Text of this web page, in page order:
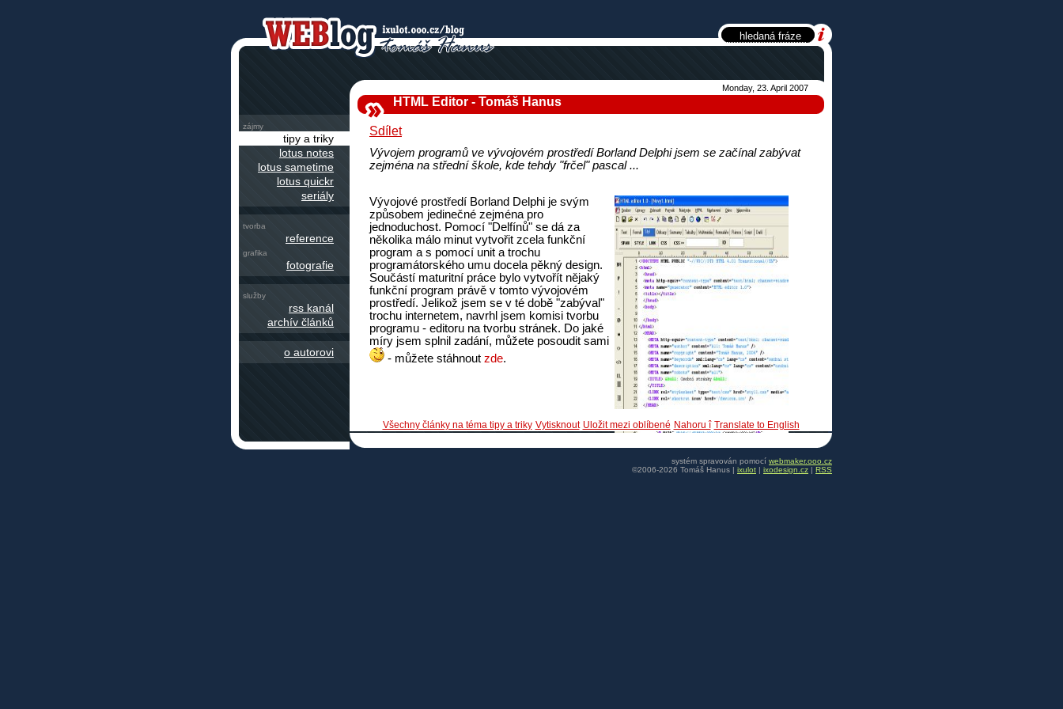
HTML Editor - Tomáš Hanus
Sdílet
Vývojem programů ve vývojovém prostředí Borland Delphi jsem se začínal zabývat
zejména na střední škole, kde tehdy "frčel" pascal ...
Monday, 23. April 2007
Vývojové prostředí Borland Delphi je svým
způsobem jedinečné zejména pro
jednoduchost. Pomocí "Delfínů" se dá za
několika málo minut vytvořit zcela funkční
program a s pomocí unit a trochu
programátorského umu docela pěkný design.
Součástí maturitní práce bylo vytvořít nějaký
funkční program právě v tomto vývojovém
prostředí. Jelikož jsem se v té době "zabýval"
trochu internetem, navrhl jsem komisi tvorbu
programu - editoru na tvorbu stránek. Do jaké
míry jsem splnil zadání, můžete posoudit sami
- můžete stáhnout zde.
systém spravován pomocí webmaker.ooo.cz
©2006-2026 Tomáš Hanus | ixulot | ixodesign.cz | RSS
Všechny články na téma tipy a triky Vytisknout Uložit mezi oblíbené Nahoru î Translate to English
zájmy
tipy a triky
lotus notes
lotus sametime
lotus quickr
seriály
tvorba
reference
grafika
fotografie
služby
rss kanál
archív článků
o autorovi